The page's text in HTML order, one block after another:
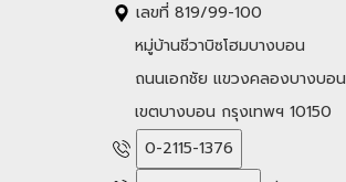
เลขที่ 819/99-100
หมู่บ้านชีวาบิซโฮมบางบอน
ถนนเอกชัย แขวงคลองบางบอน
เขตบางบอน กรุงเทพฯ 10150
0-2115-1376